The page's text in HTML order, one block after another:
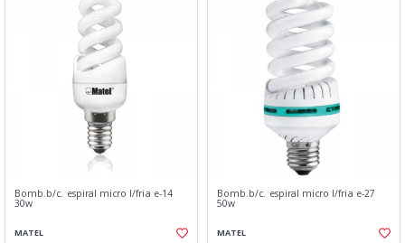
Bomb.b/c. espiral micro l/fria e-14
30w
MATEL
Bomb.b/c. espiral micro l/fria e-27
50w
MATEL